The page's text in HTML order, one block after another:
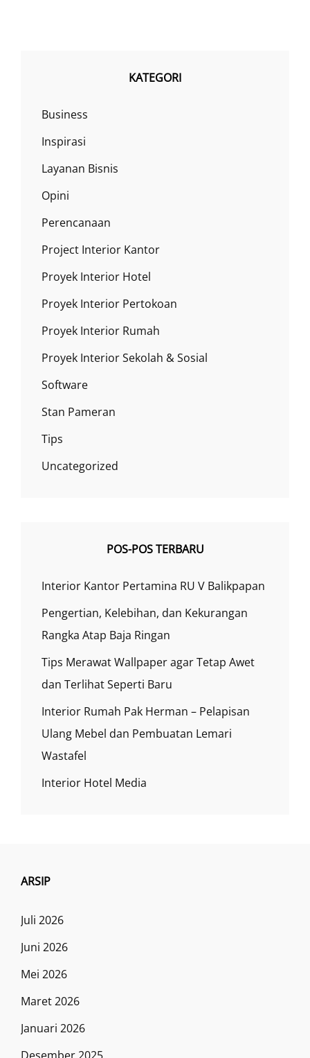
KATEGORI
Business
Inspirasi
Layanan Bisnis
Opini
Perencanaan
Project Interior Kantor
Proyek Interior Hotel
Proyek Interior Pertokoan
Proyek Interior Rumah
Proyek Interior Sekolah & Sosial
Software
Stan Pameran
Tips
Uncategorized
POS-POS TERBARU
Interior Kantor Pertamina RU V Balikpapan
Pengertian, Kelebihan, dan Kekurangan
Rangka Atap Baja Ringan
Tips Merawat Wallpaper agar Tetap Awet
dan Terlihat Seperti Baru
Interior Rumah Pak Herman – Pelapisan
Ulang Mebel dan Pembuatan Lemari
Wastafel
Interior Hotel Media
ARSIP
Juli 2026
Juni 2026
Mei 2026
Maret 2026
Januari 2026